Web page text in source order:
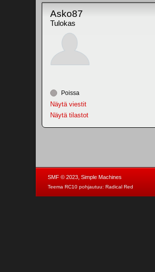
Asko87
Tulokas
Poissa
Näytä viestit
Näytä tilastot
SMF © 2023, Simple Machines
Teema RC10 pohjautuu: Radical Red